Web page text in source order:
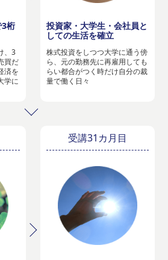
桁
、3
買だ
済を
学に
投資家・大学生・会社員と
しての生活を確立
株式投資をしつつ大学に通う傍
ら、元の勤務先に再雇用しても
らい都合がつく時だけ自分の裁
量で働く日々
受講31カ月目